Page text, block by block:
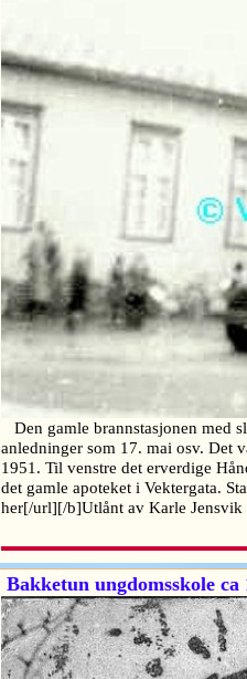
Den gamle brannstasjonen med
anledninger som 17. mai osv. Det
1951. Til venstre det erverdige
det gamle apoteket i Vektergata.
her[/url][/b]Utlånt av Karle
Bakketun ungdomsskole ca